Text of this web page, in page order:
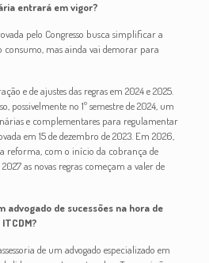
entrará em vigor?
pelo Congresso busca simplificar a
consumo, mas ainda vai demorar para
e de ajustes das regras em 2024 e 2025.
possivelmente no 1º semestre de 2024, um
e complementares para regulamentar
em 15 de dezembro de 2023. Em 2026,
reforma, com o início da cobrança de
as novas regras começam a valer de
advogado de sucessões na hora de
de um advogado especializado em